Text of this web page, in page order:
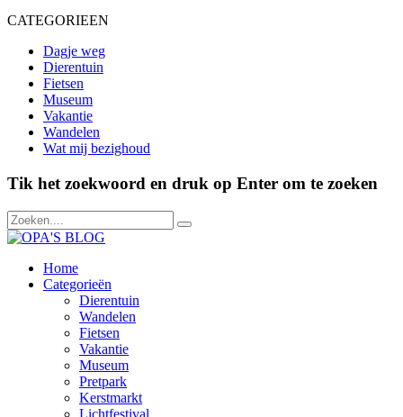
CATEGORIEEN
Dagje weg
Dierentuin
Fietsen
Museum
Vakantie
Wandelen
Wat mij bezighoud
Tik het zoekwoord en druk op Enter om te zoeken
Home
Categorieën
Dierentuin
Wandelen
Fietsen
Vakantie
Museum
Pretpark
Kerstmarkt
Lichtfestival